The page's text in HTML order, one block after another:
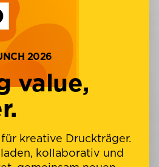
2026
value,
kreative Druckträger.
kollaborativ und